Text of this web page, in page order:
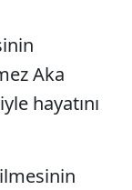
Aka
hayatını